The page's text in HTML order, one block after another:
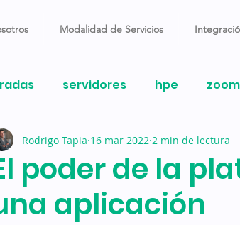
Modalidad de Servicios
servidores hpe zoom
home office logitech
Tecnología 5g monitores
poder de la
aplicación
Rodrigo Tapia 16 mar 2022 2 min de lectura